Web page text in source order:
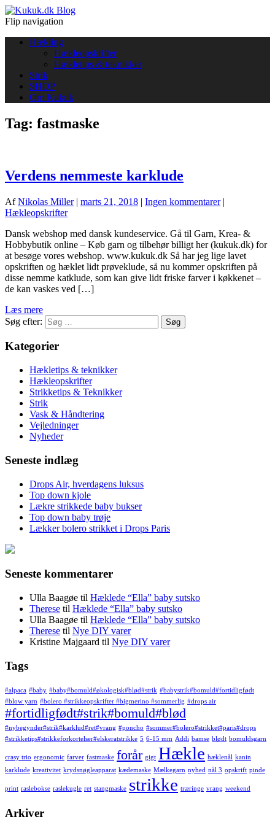
Flip navigation
Hækling
Hækleopskrifter
Hækletips & teknikker
Strik
SHOP
Om Kukuk
Tag: fastmaske
Verdens nemmeste karklude
AfNikolas Miller| marts 21, 2018 | Ingen kommentarer|
Hækleopskrifter
Dansk webshop med dansk kundeservice. Gå til Garn, Krea- &
Hobbybutik online – Køb garn og tilbehør billigt her (kukuk.dk) for
at besøge vores webshop. www.kukuk.dk Så har jeg lige lavet
opskriften og hæklet lidt prøveklude, så nu kommer opskriften på
disse nemme katklude, som kan give lidt friske farver i køkkenet –
de kan vaskes ved […]
Læs mere
Søg efter:
Kategorier
Hækletips & teknikker
Hækleopskrifter
Strikketips & Teknikker
Strik
Vask & Håndtering
Vejledninger
Nyheder
Seneste indlæg
Drops Air, hverdagens luksus
Top down kjole
Lækre strikkede baby bukser
Top down baby trøje
Lækker bolero strikket i Drops Paris
Seneste kommentarer
Ulla Baagøe til Hæklede “Ella” baby sutsko
Therese til Hæklede “Ella” baby sutsko
Ulla Baagøe til Hæklede “Ella” baby sutsko
Therese til Nye DIY varer
Kristine Majgaard til Nye DIY varer
Tags
#alpaca #baby #baby#bomuld#økologisk#blød#strik #babystrik#bomuld#fortidligfødt
#blow yarn #bolero #strikkeopskrifter #bigmerino #sommerlig #drops air
#fortidligfødt#strik#bomuld#blød
#nybegynder#strik#karklud#ret#vrang #poncho #sommer#bolero#strikket#paris#drops
#strikketips#strikkeforkortelser#elskeratstrikke 5 6-15 mm Addi bamse blødt bomuldsgarn
crasy trio ergonomic farver fastmaske forår gigt Hækle hæklenål kanin
karklude kreativitet krydsnøgleapparat kædemaske Mælkegarn nyhed nål 3 opskrift pinde
print raslebokse raslekugle ret stangmaske strikke træringe vrang weekend
Arkiver